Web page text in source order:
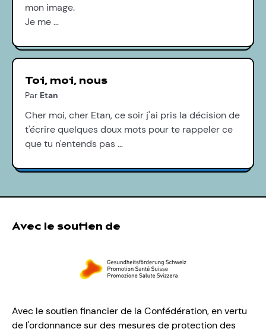
mon image.
Je me …
Toi, moi, nous
Par Etan
Cher moi, cher Etan, ce soir j'ai pris la décision de
t'écrire quelques doux mots pour te rappeler ce
que tu n'entends pas …
Avec le soutien de
Avec le soutien financier de la Confédération, en vertu
de l'ordonnance sur des mesures de protection des